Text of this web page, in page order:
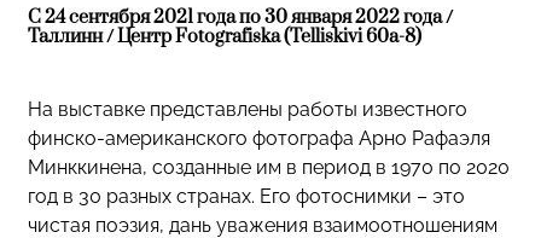
С 24 сентября 2021 года по 30 января 2022 года /
Таллинн / Центр Fotografiska (Telliskivi 60a-8)
На выставке представлены работы известного
финско-американского фотографа Арно Рафаэля
Минккинена, созданные им в период в 1970 по 2020
год в 30 разных странах. Его фотоснимки – это
чистая поэзия, дань уважения взаимоотношениям